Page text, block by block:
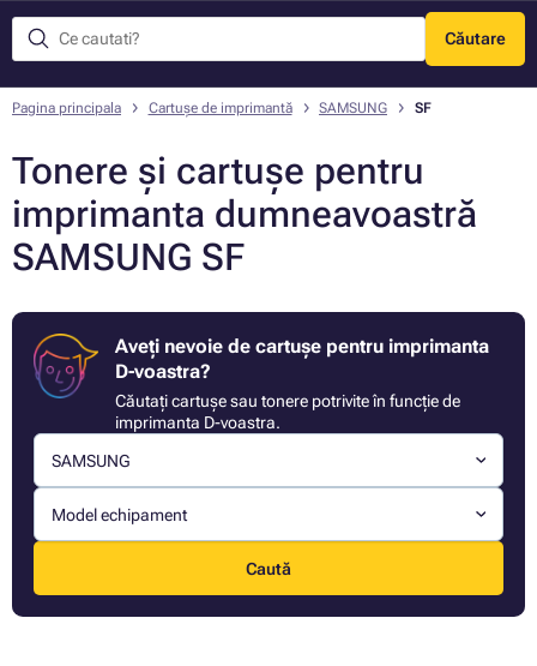
Căutare
Meniu
Pagina principala Cartușe de imprimantă SAMSUNG SF
Tonere și cartușe pentru
imprimanta dumneavoastră
SAMSUNG SF
Aveți nevoie de cartușe pentru imprimanta
D-voastra?
Căutați cartușe sau tonere potrivite în funcție de
imprimanta D-voastra.
SAMSUNG
Model echipament
Caută